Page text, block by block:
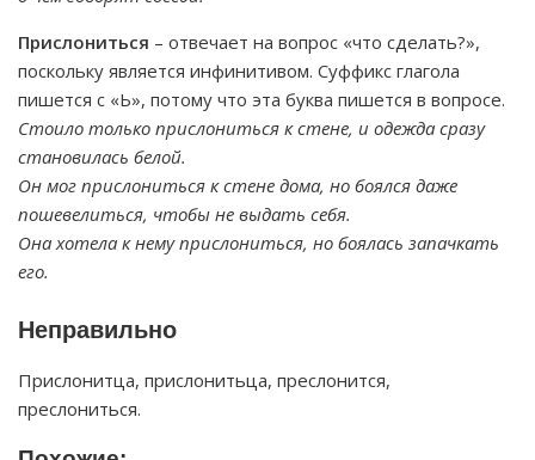
Прислониться – отвечает на вопрос «что сделать?»,
поскольку является инфинитивом. Суффикс глагола
пишется с «Ь», потому что эта буква пишется в вопросе.
Стоило только прислониться к стене, и одежда сразу
становилась белой.
Он мог прислониться к стене дома, но боялся даже
пошевелиться, чтобы не выдать себя.
Она хотела к нему прислониться, но боялась запачкать
его.
Неправильно
Прислонитца, прислонитьца, преслонится,
преслониться.